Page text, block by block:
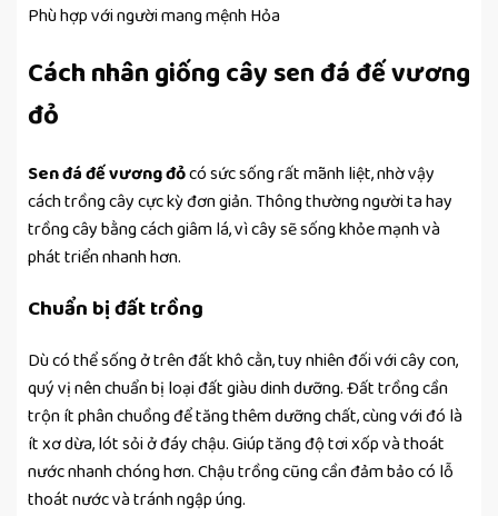
Phù hợp với người mang mệnh Hỏa
Cách nhân giống cây sen đá đế vương
đỏ
Sen đá đế vương đỏcó sức sống rất mãnh liệt, nhờ vậy
cách trồng cây cực kỳ đơn giản. Thông thường người ta hay
trồng cây bằng cách giâm lá, vì cây sẽ sống khỏe mạnh và
phát triển nhanh hơn.
Chuẩn bị đất trồng
Dù có thể sống ở trên đất khô cằn, tuy nhiên đối với cây con,
quý vị nên chuẩn bị loại đất giàu dinh dưỡng. Đất trồng cần
trộn ít phân chuồng để tăng thêm dưỡng chất, cùng với đó là
ít xơ dừa, lót sỏi ở đáy chậu. Giúp tăng độ tơi xốp và thoát
nước nhanh chóng hơn. Chậu trồng cũng cần đảm bảo có lỗ
thoát nước và tránh ngập úng.